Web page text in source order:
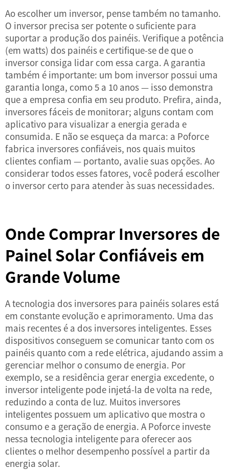
Ao escolher um inversor, pense também no tamanho.
O inversor precisa ser potente o suficiente para
suportar a produção dos painéis. Verifique a potência
(em watts) dos painéis e certifique-se de que o
inversor consiga lidar com essa carga. A garantia
também é importante: um bom inversor possui uma
garantia longa, como 5 a 10 anos — isso demonstra
que a empresa confia em seu produto. Prefira, ainda,
inversores fáceis de monitorar; alguns contam com
aplicativo para visualizar a energia gerada e
consumida. E não se esqueça da marca: a Poforce
fabrica inversores confiáveis, nos quais muitos
clientes confiam — portanto, avalie suas opções. Ao
considerar todos esses fatores, você poderá escolher
o inversor certo para atender às suas necessidades.
Onde Comprar Inversores de
Painel Solar Confiáveis em
Grande Volume
A tecnologia dos inversores para painéis solares está
em constante evolução e aprimoramento. Uma das
mais recentes é a dos inversores inteligentes. Esses
dispositivos conseguem se comunicar tanto com os
painéis quanto com a rede elétrica, ajudando assim a
gerenciar melhor o consumo de energia. Por
exemplo, se a residência gerar energia excedente, o
inversor inteligente pode injetá-la de volta na rede,
reduzindo a conta de luz. Muitos inversores
inteligentes possuem um aplicativo que mostra o
consumo e a geração de energia. A Poforce investe
nessa tecnologia inteligente para oferecer aos
clientes o melhor desempenho possível a partir da
energia solar.